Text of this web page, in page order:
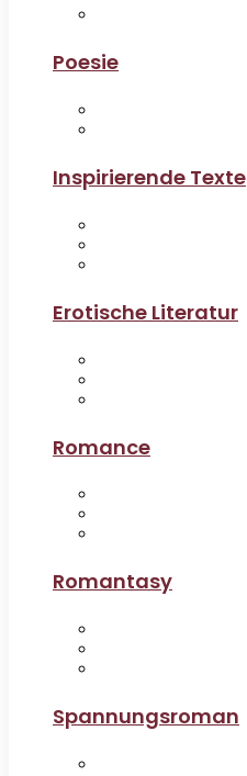
Poesie
Inspirierende Texte
Erotische Literatur
Romance
Romantasy
Spannungsroman